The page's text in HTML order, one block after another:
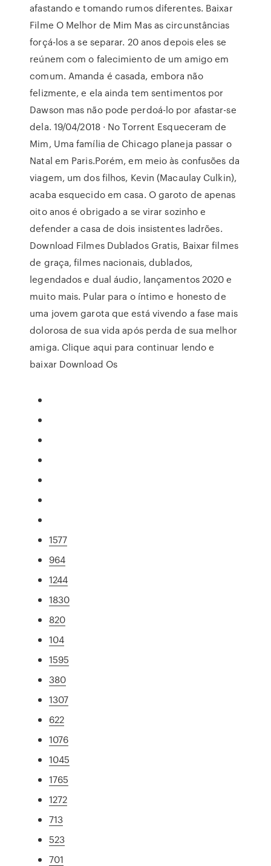
afastando e tomando rumos diferentes. Baixar
Filme O Melhor de Mim Mas as circunstâncias
forçá-los a se separar. 20 anos depois eles se
reúnem com o falecimiento de um amigo em
comum. Amanda é casada, embora não
felizmente, e ela ainda tem sentimentos por
Dawson mas não pode perdoá-lo por afastar-se
dela. 19/04/2018 · No Torrent Esqueceram de
Mim, Uma família de Chicago planeja passar o
Natal em Paris.Porém, em meio às confusões da
viagem, um dos filhos, Kevin (Macaulay Culkin),
acaba esquecido em casa. O garoto de apenas
oito anos é obrigado a se virar sozinho e
defender a casa de dois insistentes ladrões.
Download Filmes Dublados Gratis, Baixar filmes
de graça, filmes nacionais, dublados,
legendados e dual áudio, lançamentos 2020 e
muito mais. Pular para o íntimo e honesto de
uma jovem garota que está vivendo a fase mais
dolorosa de sua vida após perda de sua melhor
amiga. Clique aqui para continuar lendo e
baixar Download Os
1577
964
1244
1830
820
104
1595
380
1307
622
1076
1045
1765
1272
713
523
701